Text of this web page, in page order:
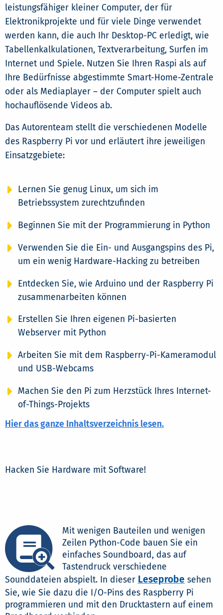
leistungsfähiger kleiner Computer, der für
Elektronikprojekte und für viele Dinge verwendet
werden kann, die auch Ihr Desktop-PC erledigt, wie
Tabellenkalkulationen, Textverarbeitung, Surfen im
Internet und Spiele. Nutzen Sie Ihren Raspi als auf
Ihre Bedürfnisse abgestimmte Smart-Home-Zentrale
oder als Mediaplayer – der Computer spielt auch
hochauflösende Videos ab.
Das Autorenteam stellt die verschiedenen Modelle
des Raspberry Pi vor und erläutert ihre jeweiligen
Einsatzgebiete:
Lernen Sie genug Linux, um sich im
Betriebssystem zurechtzufinden
Beginnen Sie mit der Programmierung in Python
Verwenden Sie die Ein- und Ausgangspins des Pi,
um ein wenig Hardware-Hacking zu betreiben
Entdecken Sie, wie Arduino und der Raspberry Pi
zusammenarbeiten können
Erstellen Sie Ihren eigenen Pi-basierten
Webserver mit Python
Arbeiten Sie mit dem Raspberry-Pi-Kameramodul
und USB-Webcams
Machen Sie den Pi zum Herzstück Ihres Internet-
of-Things-Projekts
Hier das ganze Inhaltsverzeichnis lesen.
Hacken Sie Hardware mit Software!
Mit wenigen Bauteilen und wenigen
Zeilen Python-Code bauen Sie ein
einfaches Soundboard, das auf
Tastendruck verschiedene
Sounddateien abspielt. In dieser Leseprobe sehen
Sie, wie Sie dazu die I/O-Pins des Raspberry Pi
programmieren und mit den Drucktastern auf einem